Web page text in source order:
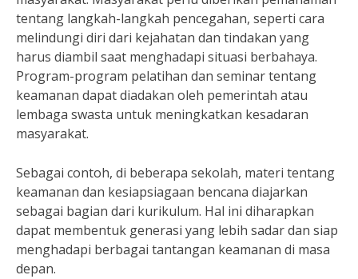
tentang langkah-langkah pencegahan, seperti cara
melindungi diri dari kejahatan dan tindakan yang
harus diambil saat menghadapi situasi berbahaya.
Program-program pelatihan dan seminar tentang
keamanan dapat diadakan oleh pemerintah atau
lembaga swasta untuk meningkatkan kesadaran
masyarakat.
Sebagai contoh, di beberapa sekolah, materi tentang
keamanan dan kesiapsiagaan bencana diajarkan
sebagai bagian dari kurikulum. Hal ini diharapkan
dapat membentuk generasi yang lebih sadar dan siap
menghadapi berbagai tantangan keamanan di masa
depan.